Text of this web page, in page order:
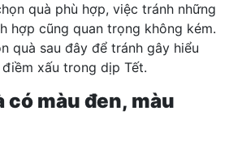
quà phù hợp, việc tránh những
hợp cũng quan trọng không kém.
quà sau đây để tránh gây hiểu
xấu trong dịp Tết.
có màu đen, màu